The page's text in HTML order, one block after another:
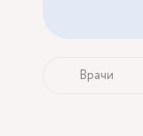
Врачи